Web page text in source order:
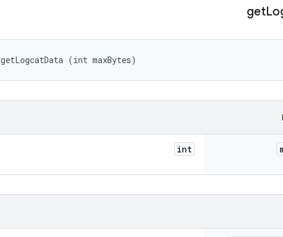
get
getLogcatData (int maxBytes)
int